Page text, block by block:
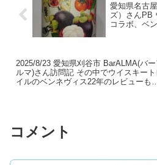
愛知県名古
ズ）さんPB
コラボ、ベ
2025/8/23 愛知県刈谷市 BarALMA(バー
ルマ)さん訪問記 その中でウイスキート
イルのベンネヴィス22年のレビューもあ
コメント